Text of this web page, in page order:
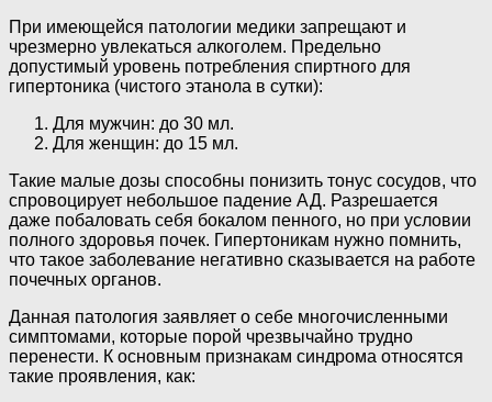
При имеющейся патологии медики запрещают и
чрезмерно увлекаться алкоголем. Предельно
допустимый уровень потребления спиртного для
гипертоника (чистого этанола в сутки):
Для мужчин: до 30 мл.
Для женщин: до 15 мл.
Такие малые дозы способны понизить тонус сосудов, что
спровоцирует небольшое падение АД. Разрешается
даже побаловать себя бокалом пенного, но при условии
полного здоровья почек. Гипертоникам нужно помнить,
что такое заболевание негативно сказывается на работе
почечных органов.
Данная патология заявляет о себе многочисленными
симптомами, которые порой чрезвычайно трудно
перенести. К основным признакам синдрома относятся
такие проявления, как: